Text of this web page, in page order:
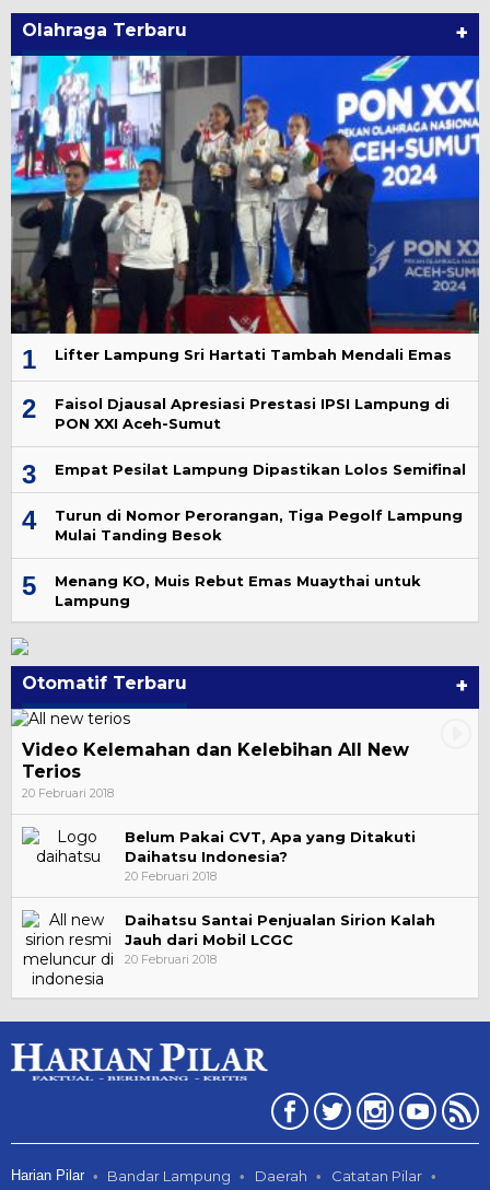
Olahraga Terbaru +
1 Lifter Lampung Sri Hartati Tambah Mendali Emas
2
Faisol Djausal Apresiasi Prestasi IPSI Lampung di
PON XXI Aceh-Sumut
3 Empat Pesilat Lampung Dipastikan Lolos Semifinal
4
Turun di Nomor Perorangan, Tiga Pegolf Lampung
Mulai Tanding Besok
5
Menang KO, Muis Rebut Emas Muaythai untuk
Lampung
Otomatif Terbaru +
Video Kelemahan dan Kelebihan All New
Terios
20 Februari 2018
Belum Pakai CVT, Apa yang Ditakuti
Daihatsu Indonesia?
20 Februari 2018
Daihatsu Santai Penjualan Sirion Kalah
Jauh dari Mobil LCGC
20 Februari 2018
Harian Pilar Bandar Lampung Daerah
Catatan Pilar